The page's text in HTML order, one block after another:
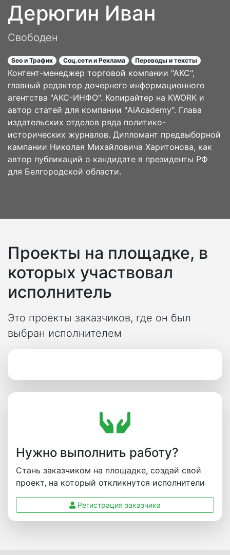
Дерюгин Иван
Свободен
Seo и Трафик Соц.сети и Реклама Переводы и тексты
Контент-менеджер торговой компании "АКС",
главный редактор дочернего информационного
агентства "АКС-ИНФО". Копирайтер на KWORK и
автор статей для компании "AiAcademy". Глава
издательских отделов ряда политико-
исторических журналов. Дипломант предвыборной
кампании Николая Михайловича Харитонова, как
автор публикаций о кандидате в президенты РФ
для Белгородской области.
Проекты на площадке, в
которых участвовал
исполнитель
Это проекты заказчиков, где он был
выбран исполнителем
Нужно выполнить работу?
Стань заказчиком на площадке, создай свой
проект, на который откликнутся исполнители
Регистрация заказчика